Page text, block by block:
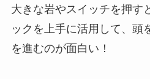
大きな岩やスイッチを押す
ックを上手に活用して、頭
を進むのが面白い！